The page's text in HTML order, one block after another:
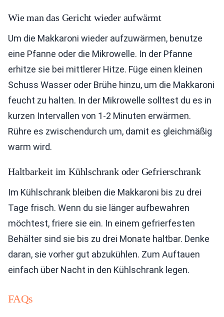
Wie man das Gericht wieder aufwärmt
Um die Makkaroni wieder aufzuwärmen, benutze
eine Pfanne oder die Mikrowelle. In der Pfanne
erhitze sie bei mittlerer Hitze. Füge einen kleinen
Schuss Wasser oder Brühe hinzu, um die Makkaroni
feucht zu halten. In der Mikrowelle solltest du es in
kurzen Intervallen von 1-2 Minuten erwärmen.
Rühre es zwischendurch um, damit es gleichmäßig
warm wird.
Haltbarkeit im Kühlschrank oder Gefrierschrank
Im Kühlschrank bleiben die Makkaroni bis zu drei
Tage frisch. Wenn du sie länger aufbewahren
möchtest, friere sie ein. In einem gefrierfesten
Behälter sind sie bis zu drei Monate haltbar. Denke
daran, sie vorher gut abzukühlen. Zum Auftauen
einfach über Nacht in den Kühlschrank legen.
FAQs